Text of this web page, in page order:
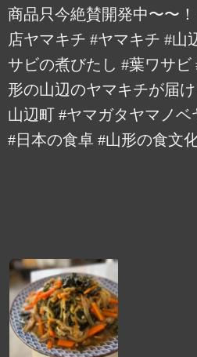
商品只今絶賛開発中〜〜
店ヤマキチ #ヤマキチ #山
サビの煮びたし #葉ワサビ
形の山辺のヤマキチが届
山辺町 #ヤマガタヤマノベ
#日本の食卓 #山形の食文